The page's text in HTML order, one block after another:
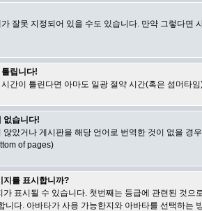
잘못 지정되어 있을 수도 있습니다. 만약 그렇다
립니다!
간이 틀린다면 아마도 일광 절약 시간(혹은 섬머타
없습니다!
았거나 게시판을 해당 언어로 번역한 것이 없을
of pages)
지를 표시합니까?
표시될 수 있습니다. 첫번째는 등급에 관련된 것
니다. 아바타가 사용 가능한지와 아바타를 선택하